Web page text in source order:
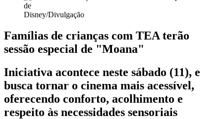
Disney/Divulgação
Famílias de crianças com TEA terão
sessão especial de "Moana"
Iniciativa acontece neste sábado (11), e
busca tornar o cinema mais acessível,
oferecendo conforto, acolhimento e
respeito às necessidades sensoriais